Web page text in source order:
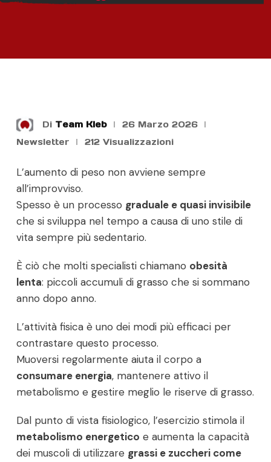
Di Team Kleb
26 Marzo 2026
Newsletter
212 Visualizzazioni
L’aumento di peso non avviene sempre
all’improvviso.
Spesso è un processo graduale e quasi invisibile
che si sviluppa nel tempo a causa di uno stile di
vita sempre più sedentario.
È ciò che molti specialisti chiamano obesità
lenta: piccoli accumuli di grasso che si sommano
anno dopo anno.
L’attività fisica è uno dei modi più efficaci per
contrastare questo processo.
Muoversi regolarmente aiuta il corpo a
consumare energia, mantenere attivo il
metabolismo e gestire meglio le riserve di grasso.
Dal punto di vista fisiologico, l’esercizio stimola il
metabolismo energetico e aumenta la capacità
dei muscoli di utilizzare grassi e zuccheri come